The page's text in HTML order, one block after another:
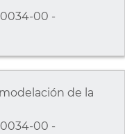
00 -
de la
00 -